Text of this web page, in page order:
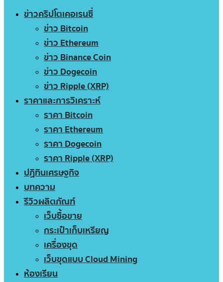
ข่าวคริปโตเคอเรนซี่
ข่าว Bitcoin
ข่าว Ethereum
ข่าว Binance Coin
ข่าว Dogecoin
ข่าว Ripple (XRP)
ราคาและการวิเคราะห์
ราคา Bitcoin
ราคา Ethereum
ราคา Dogecoin
ราคา Ripple (XRP)
ปฏิทินเศรษฐกิจ
บทความ
รีวิวผลิตภัณฑ์
เว็บซื้อขาย
กระเป๋าเก็บเหรียญ
เครื่องขุด
เว็บขุดแบบ Cloud Mining
ห้องเรียน